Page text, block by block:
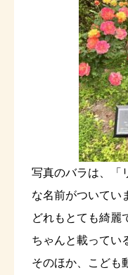
写真のバラは、「
な名前がついてい
どれもとても綺麗
ちゃんと載ってい
そのほか、こども